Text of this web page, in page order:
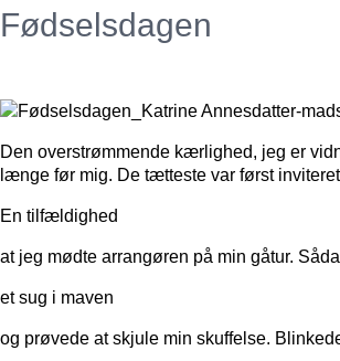
Fødselsdagen
Den overstrømmende kærlighed, jeg er
længe før mig. De tætteste var først
En tilfældighed
at jeg mødte arrangøren på min gåtur.
et sug i maven
og prøvede at skjule min skuffelse.